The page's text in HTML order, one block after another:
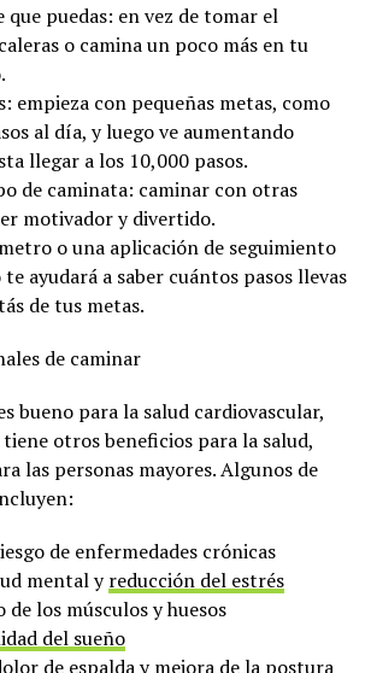
que puedas: en vez de tomar el
o camina un poco más en tu
empieza con pequeñas metas, como
al día, y luego ve aumentando
llegar a los 10,000 pasos.
de caminata: caminar con otras
motivador y divertido.
o una aplicación de seguimiento
ayudará a saber cuántos pasos llevas
de tus metas.
de caminar
bueno para la salud cardiovascular,
otros beneficios para la salud,
las personas mayores. Algunos de
de enfermedades crónicas
mental yreducción del estrés
los músculos y huesos
del sueño
de espalda y mejora de la postura